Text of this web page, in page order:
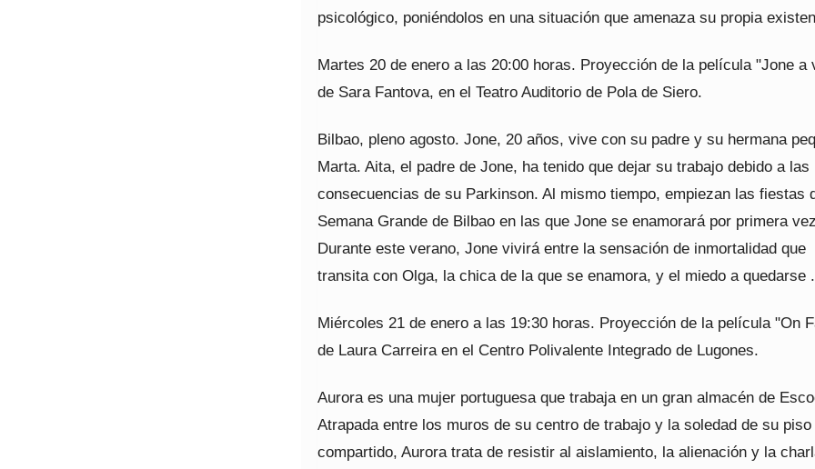
psicológico, poniéndolos en una situación que amenaza su propia
Martes 20 de enero a las 20:00 horas. Proyección de la película "Jone a
de Sara Fantova, en el Teatro Auditorio de Pola de Siero.
Bilbao, pleno agosto. Jone, 20 años, vive con su padre y su hermana
Marta. Aita, el padre de Jone, ha tenido que dejar su trabajo debido a las
consecuencias de su Parkinson. Al mismo tiempo, empiezan las fiestas
Semana Grande de Bilbao en las que Jone se enamorará por primera
Durante este verano, Jone vivirá entre la sensación de inmortalidad que
transita con Olga, la chica de la que se enamora, y el miedo a quedarse
Miércoles 21 de enero a las 19:30 horas. Proyección de la película "On
de Laura Carreira en el Centro Polivalente Integrado de Lugones.
Aurora es una mujer portuguesa que trabaja en un gran almacén de
Atrapada entre los muros de su centro de trabajo y la soledad de su piso
compartido, Aurora trata de resistir al aislamiento, la alienación y la